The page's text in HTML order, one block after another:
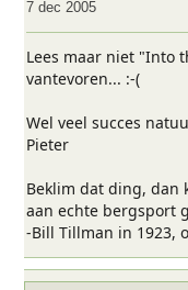
7 dec 2005
Lees maar niet "Into
vantevoren... :-(
Wel veel succes
Pieter
Beklim dat ding, dan
aan echte bergsport
-Bill Tillman in 1923,